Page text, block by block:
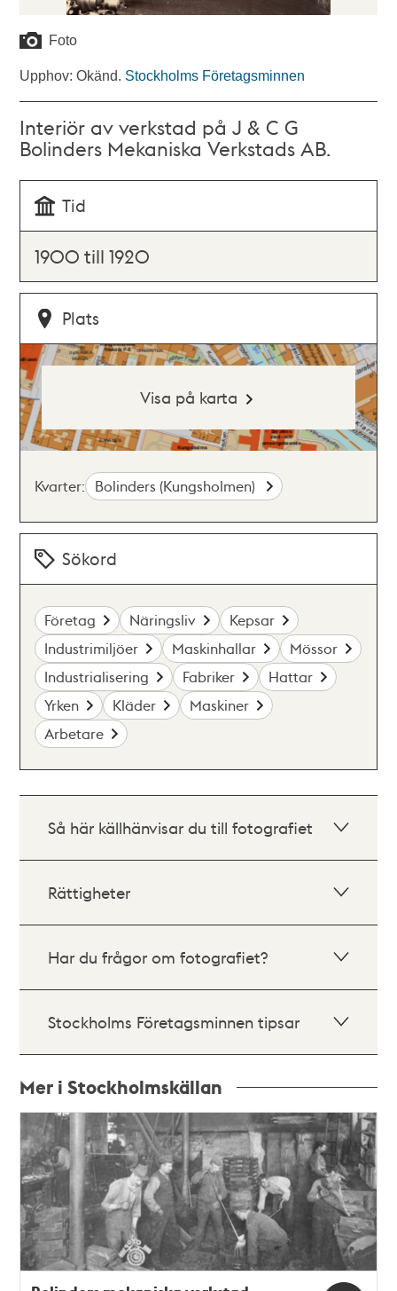
Foto
Upphov: Okänd. Stockholms Företagsminnen
Interiör av verkstad på J & C G
Bolinders Mekaniska Verkstads AB.
Tid
1900 till 1920
Plats
Visa på karta
Kvarter: Bolinders (Kungsholmen)
Sökord
Företag Näringsliv
Kepsar
Industrimiljöer
Maskinhallar
Mössor
Industrialisering
Fabriker
Hattar
Yrken
Kläder
Maskiner
Arbetare
Så här källhänvisar du till fotografiet
Rättigheter
Har du frågor om fotografiet?
Stockholms Företagsminnen tipsar
Mer i Stockholmskällan
Relaterade
poster
och
teman